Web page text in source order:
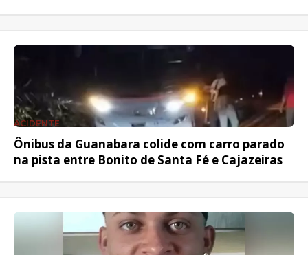
ACIDENTE
Ônibus da Guanabara colide com carro parado
na pista entre Bonito de Santa Fé e Cajazeiras